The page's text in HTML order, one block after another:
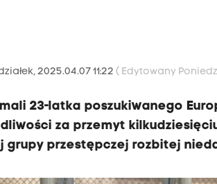
2025.04.07 11:22( Edytowany
23-latka poszukiwanego
za przemyt
grupy przestępczej rozbitej